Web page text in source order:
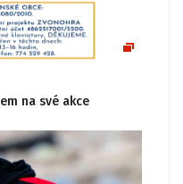
na své akce